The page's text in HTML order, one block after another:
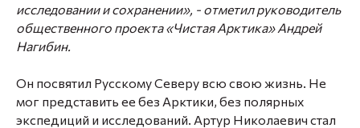
исследовании и сохранении», - отметил руководитель
общественного проекта «Чистая Арктика» Андрей
Нагибин.
Он посвятил Русскому Северу всю свою жизнь. Не
мог представить ее без Арктики, без полярных
экспедиций и исследований. Артур Николаевич стал